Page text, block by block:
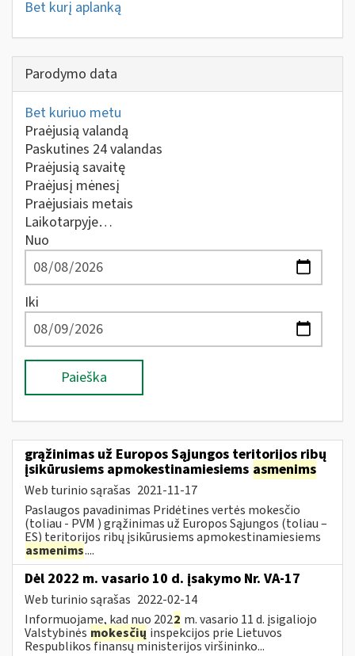
Bet kurį aplanką
Parodymo data
Bet kuriuo metu
Praėjusią valandą
Paskutines 24 valandas
Praėjusią savaitę
Praėjusį mėnesį
Praėjusiais metais
Laikotarpyje…
Nuo
Iki
Paieška
grąžinimas už Europos Sąjungos teritorijos ribų
įsikūrusiems apmokestinamiesiems asmenims
Web turinio sąrašas 2021-11-17
Paslaugos pavadinimas Pridėtines vertės mokesčio
(toliau - PVM ) grąžinimas už Europos Sąjungos (toliau –
ES) teritorijos ribų įsikūrusiems apmokestinamiesiems
asmenims....
Dėl 2022 m. vasario 10 d. įsakymo Nr. VA-17
Web turinio sąrašas 2022-02-14
Informuojame, kad nuo 2022 m. vasario 11 d. įsigaliojo
Valstybinės mokesčių inspekcijos prie Lietuvos
Respublikos finansų ministerijos viršininko...